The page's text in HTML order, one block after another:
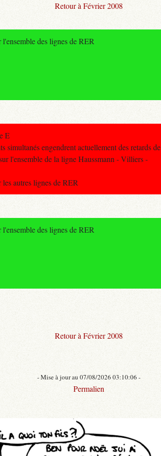
Retour à Février 2008
des lignes de RER
E
simultanés engendrent actuellement des retards de
l'ensemble de la ligne Haussmann - Villiers -
autres lignes de RER
des lignes de RER
Retour à Février 2008
- Mise à jour au 07/08/2026 03:10:06 -
Permalien